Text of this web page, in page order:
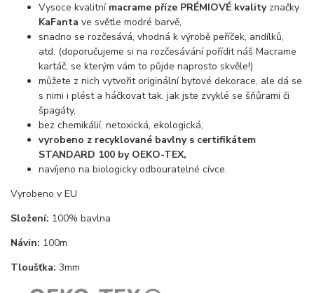
Vysoce kvalitní macrame příze PRÉMIOVÉ kvalityznačky
KaFanta ve světle modré barvě,
snadno se rozčesává, vhodná k výrobě peříček, andílků,
atd. (doporučujeme si na rozčesávání pořídit náš Macrame
kartáč, se kterým vám to půjde naprosto skvěle!)
můžete z nich vytvořit originální bytové dekorace, ale dá se
s nimi i plést a háčkovat tak, jak jste zvyklé se šňůrami či
špagáty,
bez chemikálií, netoxická, ekologická,
vyrobeno z recyklované bavlny s certifikátem
STANDARD 100 by OEKO-TEX,
navíjeno na biologicky odbouratelné cívce.
Vyrobeno v EU
Složení: 100% bavlna
Návin: 100m
Tloušťka: 3mm